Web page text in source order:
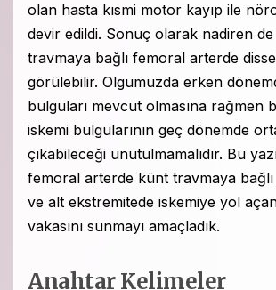
olan hasta kısmi motor kayıp ile
devir edildi. Sonuç olarak nadiren
travmaya bağlı femoral arterde
görülebilir. Olgumuzda erken
bulguları mevcut olmasına rağmen
iskemi bulgularının geç dönemde
çıkabileceği unutulmamalıdır. Bu
femoral arterde künt travmaya
ve alt ekstremitede iskemiye yol
vakasını sunmayı amaçladık.
Anahtar Kelimeler